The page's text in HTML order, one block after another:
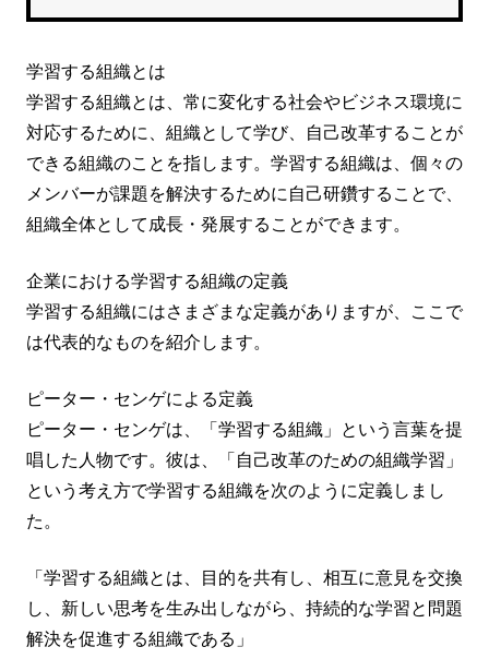
学習する組織とは
学習する組織とは、常に変化する社会やビジネス環境に
対応するために、組織として学び、自己改革することが
できる組織のことを指します。学習する組織は、個々の
メンバーが課題を解決するために自己研鑽することで、
組織全体として成長・発展することができます。
企業における学習する組織の定義
学習する組織にはさまざまな定義がありますが、ここで
は代表的なものを紹介します。
ピーター・センゲによる定義
ピーター・センゲは、「学習する組織」という言葉を提
唱した人物です。彼は、「自己改革のための組織学習」
という考え方で学習する組織を次のように定義しまし
た。
「学習する組織とは、目的を共有し、相互に意見を交換
し、新しい思考を生み出しながら、持続的な学習と問題
解決を促進する組織である」